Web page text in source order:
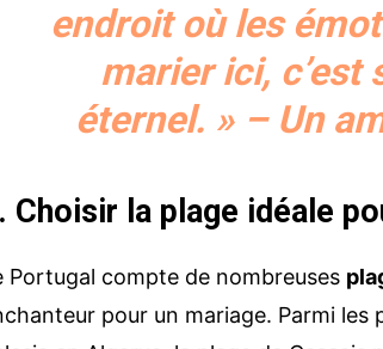
endroit où les
marier ici, c’est
éternel. »– Un
Choisir la plage idéale
Portugal compte de nombreuses
pour un mariage. Parmi